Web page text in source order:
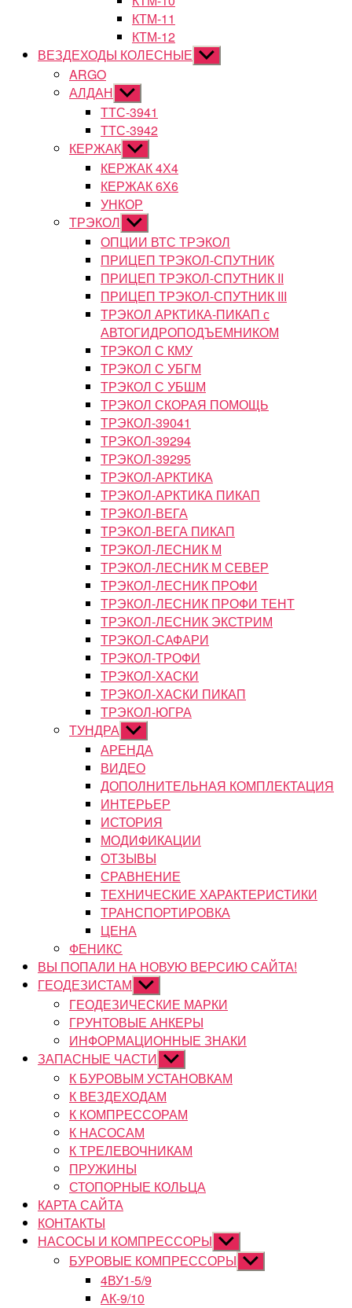
КТМ-11
КТМ-12
ВЕЗДЕХОДЫ КОЛЕСНЫЕ Показывать
подменю
ARGO
АЛДАН Показывать
подменю
ТТС-3941
ТТС-3942
КЕРЖАК Показывать
подменю
КЕРЖАК 4Х4
КЕРЖАК 6Х6
УНКОР
ТРЭКОЛ Показывать
подменю
ОПЦИИ ВТС ТРЭКОЛ
ПРИЦЕП ТРЭКОЛ-СПУТНИК
ПРИЦЕП ТРЭКОЛ-СПУТНИК II
ПРИЦЕП ТРЭКОЛ-СПУТНИК III
ТРЭКОЛ АРКТИКА-ПИКАП с
АВТОГИДРОПОДЪЕМНИКОМ
ТРЭКОЛ С КМУ
ТРЭКОЛ С УБГМ
ТРЭКОЛ С УБШМ
ТРЭКОЛ СКОРАЯ ПОМОЩЬ
ТРЭКОЛ-39041
ТРЭКОЛ-39294
ТРЭКОЛ-39295
ТРЭКОЛ-АРКТИКА
ТРЭКОЛ-АРКТИКА ПИКАП
ТРЭКОЛ-ВЕГА
ТРЭКОЛ-ВЕГА ПИКАП
ТРЭКОЛ-ЛЕСНИК М
ТРЭКОЛ-ЛЕСНИК М СЕВЕР
ТРЭКОЛ-ЛЕСНИК ПРОФИ
ТРЭКОЛ-ЛЕСНИК ПРОФИ ТЕНТ
ТРЭКОЛ-ЛЕСНИК ЭКСТРИМ
ТРЭКОЛ-САФАРИ
ТРЭКОЛ-ТРОФИ
ТРЭКОЛ-ХАСКИ
ТРЭКОЛ-ХАСКИ ПИКАП
ТРЭКОЛ-ЮГРА
ТУНДРА Показывать
подменю
АРЕНДА
ВИДЕО
ДОПОЛНИТЕЛЬНАЯ КОМПЛЕКТАЦИЯ
ИНТЕРЬЕР
ИСТОРИЯ
МОДИФИКАЦИИ
ОТЗЫВЫ
СРАВНЕНИЕ
ТЕХНИЧЕСКИЕ ХАРАКТЕРИСТИКИ
ТРАНСПОРТИРОВКА
ЦЕНА
ФЕНИКС
ВЫ ПОПАЛИ НА НОВУЮ ВЕРСИЮ САЙТА!
ГЕОДЕЗИСТАМ Показывать
подменю
ГЕОДЕЗИЧЕСКИЕ МАРКИ
ГРУНТОВЫЕ АНКЕРЫ
ИНФОРМАЦИОННЫЕ ЗНАКИ
ЗАПАСНЫЕ ЧАСТИ Показывать
подменю
К БУРОВЫМ УСТАНОВКАМ
К ВЕЗДЕХОДАМ
К КОМПРЕССОРАМ
К НАСОСАМ
К ТРЕЛЕВОЧНИКАМ
ПРУЖИНЫ
СТОПОРНЫЕ КОЛЬЦА
КАРТА САЙТА
КОНТАКТЫ
НАСОСЫ И КОМПРЕССОРЫ Показывать
подменю
БУРОВЫЕ КОМПРЕССОРЫ Показывать
подменю
4ВУ1-5/9
АК-9/10